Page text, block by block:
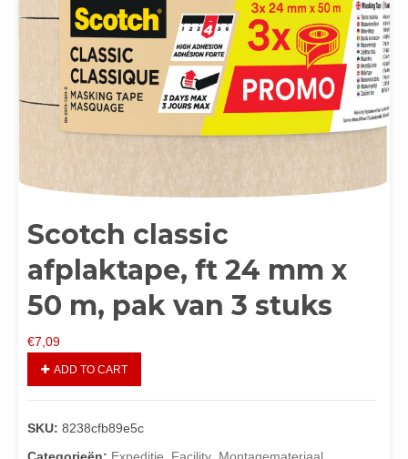
Scotch classic
afplaktape, ft 24 mm x
50 m, pak van 3 stuks
€7,09
ADD TO CART
SKU: 8238cfb89e5c